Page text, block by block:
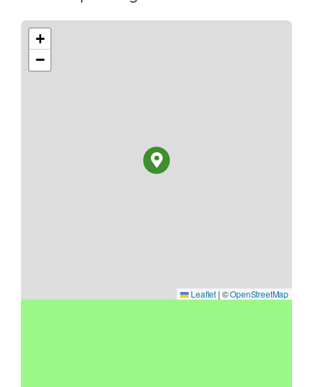
+
−
Leaflet | ©OpenStreetMap